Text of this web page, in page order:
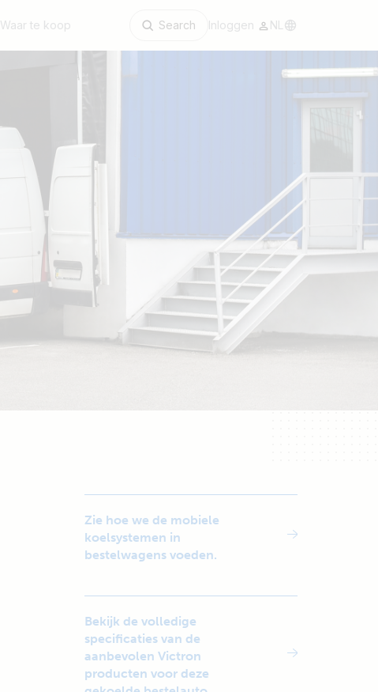
Waar te koop Search Inloggen NL
Zie hoe we de mobiele
koelsystemen in
bestelwagens voeden.
Bekijk de volledige
specificaties van de
aanbevolen Victron
producten voor deze